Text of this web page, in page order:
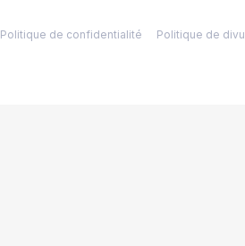
Politique de confidentialité Politique de